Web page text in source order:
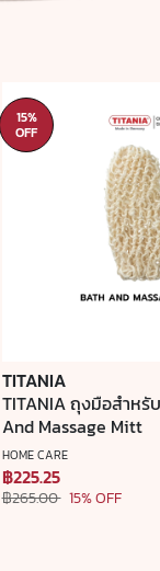
TITANIA
TITANIA ถุงมือสำหรั
And Massage Mitt
HOME CARE
฿225.25
฿265.00 15% OFF
15%
OFF